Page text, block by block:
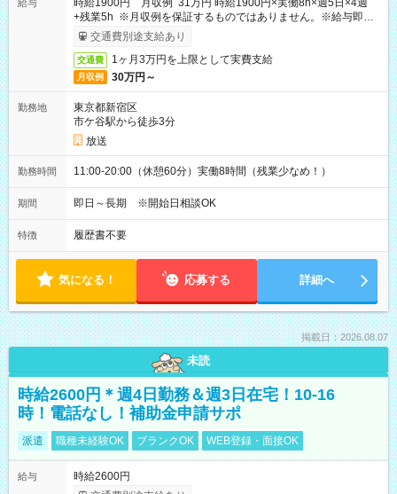
給与
時給1900円 月収例 31万円 時給1900円×実働8h×週5日×4週
+残業5h ※月収例を保証するものではありません。※給与即受
取りサービス利用可（利用条件有）
交通費別途支給あり
交通費 1ヶ月3万円を上限として実費支給
月収例 30万円～
勤務地
東京都新宿区
市ケ谷駅から徒歩3分
放送
勤務時間 11:00-20:00（休憩60分）実働8時間（残業少なめ！）
期間 即日～長期 ※開始日相談OK
特徴 履歴書不要
気になる！ 応募する 詳細へ
掲載日：2026.08.07
未読
時給2600円＊週4日勤務＆週3日在宅！10-16
時！電話なし！補助金申請サポ
派遣 職種未経験OK ブランクOK WEB登録・面接OK
給与
時給2600円